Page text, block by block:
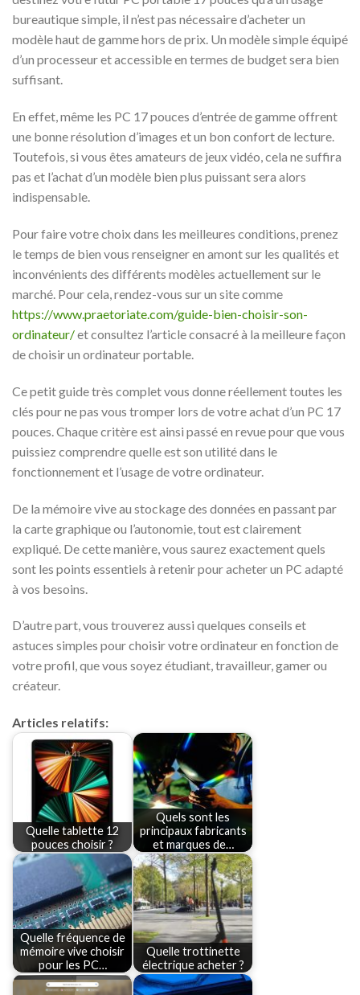
bureautique simple, il n’est pas nécessaire d’acheter un
modèle haut de gamme hors de prix. Un modèle simple équipé
d’un processeur et accessible en termes de budget sera bien
suffisant.
En effet, même les PC 17 pouces d’entrée de gamme offrent
une bonne résolution d’images et un bon confort de lecture.
Toutefois, si vous êtes amateurs de jeux vidéo, cela ne suffira
pas et l’achat d’un modèle bien plus puissant sera alors
indispensable.
Pour faire votre choix dans les meilleures conditions, prenez
le temps de bien vous renseigner en amont sur les qualités et
inconvénients des différents modèles actuellement sur le
marché. Pour cela, rendez-vous sur un site comme
https://www.praetoriate.com/guide-bien-choisir-son-
ordinateur/et consultez l’article consacré à la meilleure façon
de choisir un ordinateur portable.
Ce petit guide très complet vous donne réellement toutes les
clés pour ne pas vous tromper lors de votre achat d’un PC 17
pouces. Chaque critère est ainsi passé en revue pour que vous
puissiez comprendre quelle est son utilité dans le
fonctionnement et l’usage de votre ordinateur.
De la mémoire vive au stockage des données en passant par
la carte graphique ou l’autonomie, tout est clairement
expliqué. De cette manière, vous saurez exactement quels
sont les points essentiels à retenir pour acheter un PC adapté
à vos besoins.
D’autre part, vous trouverez aussi quelques conseils et
astuces simples pour choisir votre ordinateur en fonction de
votre profil, que vous soyez étudiant, travailleur, gamer ou
créateur.
Articles relatifs:
Quelle tablette 12
pouces choisir ?
Quels sont les
principaux fabricants
et marques de…
Quelle fréquence de
mémoire vive choisir
pour les PC…
Quelle trottinette
électrique acheter ?